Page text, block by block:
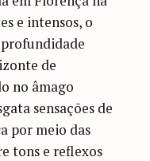
e intensos, o
de
no âmago
sensações de
por meio das
tons e reflexos